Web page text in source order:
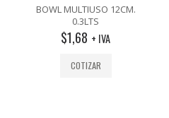
0
out
5
BOWL MULTIUSO 12CM.
0.3LTS
$1,68 + IVA
COTIZAR